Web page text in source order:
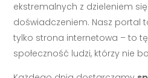
ekstremalnych z dzieleniem
doświadczeniem. Nasz portal
tylko strona internetowa – to
społeczność ludzi, którzy nie